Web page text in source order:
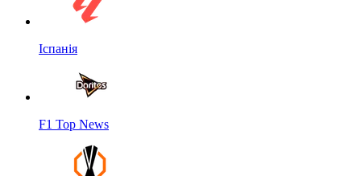
Іспанія
F1 Top News